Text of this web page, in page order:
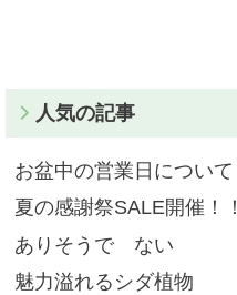
人気の記事
お盆中の営業日について
夏の感謝祭SALE開催！！
ありそうで ない
魅力溢れるシダ植物